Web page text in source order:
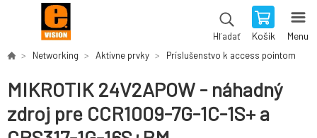
Hľadať Košík Menu
Networking Aktívne prvky Príslušenstvo k access pointom
MIKROTIK 24V2APOW - náhadný
zdroj pre CCR1009-7G-1C-1S+ a